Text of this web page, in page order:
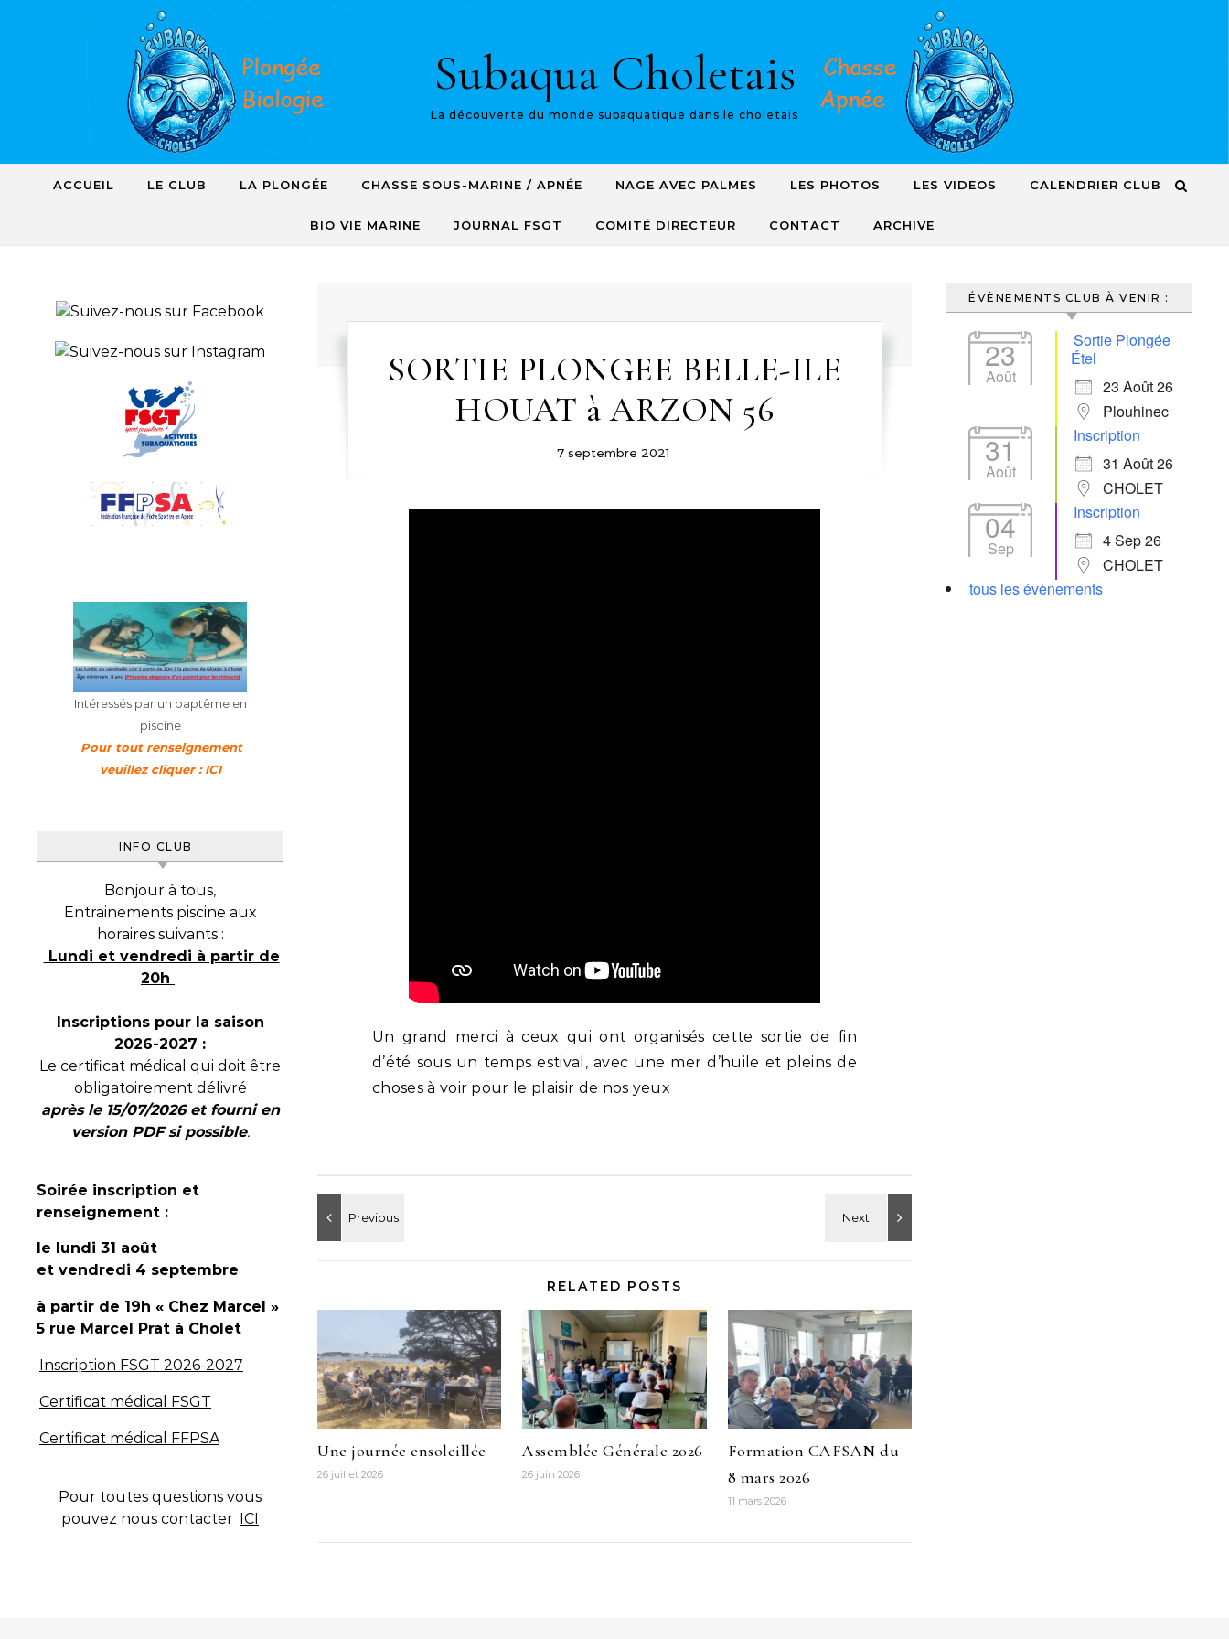
Subaqua Choletais
La découverte du monde subaquatique dans le choletais
ACCUEIL LE CLUB LA PLONGÉE CHASSE SOUS-MARINE / APNÉE NAGE AVEC PALMES LES PHOTOS LES VIDEOS CALENDRIER CLUB
BIO VIE MARINE JOURNAL FSGT COMITÉ DIRECTEUR CONTACT ARCHIVE
Intéressés par un baptême en
piscine
Pour tout renseignement
veuillez cliquer : ICI
INFO CLUB :
Bonjour à tous,
Entrainements piscine aux
horaires suivants :
Lundi et vendredi à partir de
20h
Inscriptions pour la saison
2026-2027 :
Le certificat médical qui doit être
obligatoirement délivré
après le 15/07/2026 et fourni en
version PDF si possible.
Soirée inscription et
renseignement :
le lundi 31 août
et vendredi 4 septembre
à partir de 19h « Chez Marcel »
5 rue Marcel Prat à Cholet
Inscription FSGT 2026-2027
Certificat médical FSGT
Certificat médical FFPSA
Pour toutes questions vous
pouvez nous contacter ICI
SORTIE PLONGEE BELLE-ILE
HOUAT à ARZON 56
7 septembre 2021
Un grand merci à ceux qui ont organisés cette sortie de fin
d’été sous un temps estival, avec une mer d’huile et pleins de
choses à voir pour le plaisir de nos yeux
RELATED POSTS
Une journée ensoleillée
26 juillet 2026
Assemblée Générale 2026
26 juin 2026
Formation CAFSAN du
8 mars 2026
11 mars 2026
ÉVÈNEMENTS CLUB À VENIR :
23
Août
Sortie Plongée
Étel
23 Août 26
Plouhinec
31
Août
Inscription
31 Août 26
CHOLET
04
Sep
Inscription
4 Sep 26
CHOLET
tous les évènements